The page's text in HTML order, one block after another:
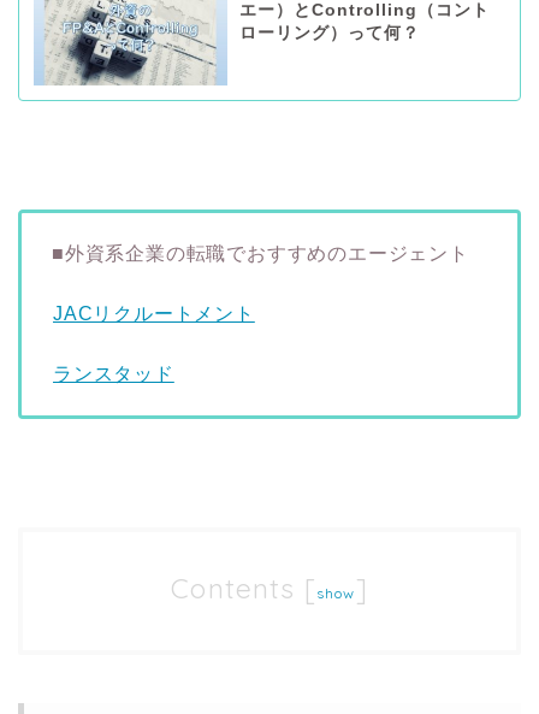
エー）とControlling（コント
ローリング）って何？
■外資系企業の転職でおすすめのエージェント
JACリクルートメント
ランスタッド
Contents [ show ]